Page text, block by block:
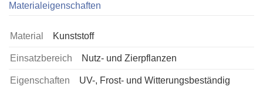
Materialeigenschaften
Material Kunststoff
Einsatzbereich Nutz- und Zierpflanzen
Eigenschaften UV-, Frost- und Witterungsbeständig